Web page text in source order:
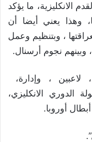
الانكليزية، ما يؤكد
وهذا يعني أيضا أن
، وبتنظيم وعمل
نجوم أرسنال.
لاعبين ، وإدارة،
الدوري الانكليزي،
أوروبا.